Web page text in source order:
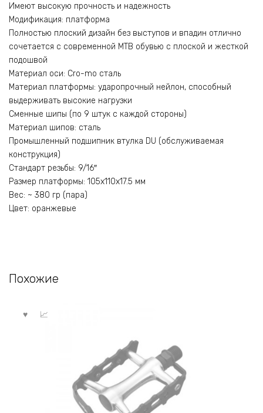
Имеют высокую прочность и надежность
Модификация: платформа
Полностью плоский дизайн без выступов и впадин отлично
сочетается с современной MTB обувью с плоской и жесткой
подошвой
Материал оси: Cro-mo сталь
Материал платформы: ударопрочный нейлон, способный
выдерживать высокие нагрузки
Сменные шипы (по 9 штук с каждой стороны)
Материал шипов: сталь
Промышленный подшипник втулка DU (обслуживаемая
конструкция)
Стандарт резьбы: 9/16″
Размер платформы: 105x110x17.5 мм
Вес: ~ 380 гр (пара)
Цвет: оранжевые
Похожие